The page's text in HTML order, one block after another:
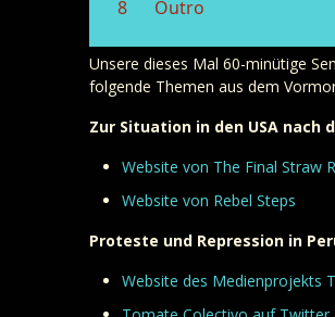
Unsere dieses Mal 60-minütige
folgende Themen aus dem
Zur Situation in den USA nach
Website von The Final Straw
Website von Rebel Steps
Proteste und Repression in
Website des Medienprojekts